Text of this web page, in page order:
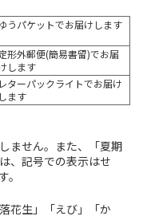
ゆうパケットでお届けします
形外郵便(簡易書留)でお届
します
レターパックライトでお届け
します
ません。また、「夏期
、記号での表示はせ
花生」「えび」「か